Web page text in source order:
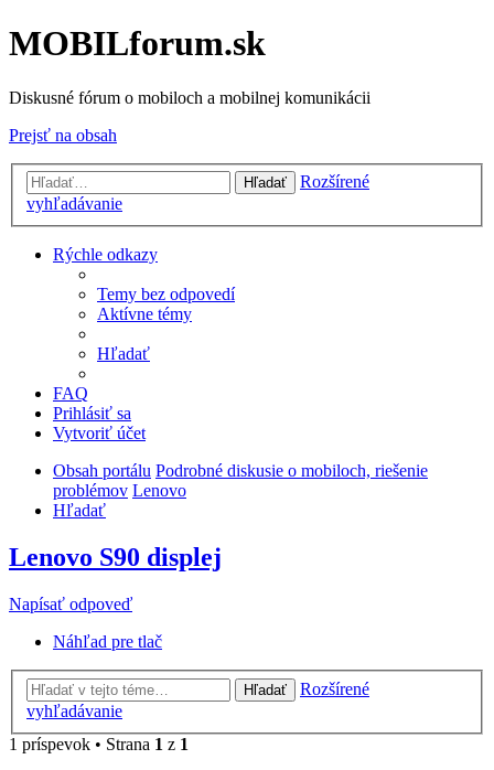
MOBILforum.sk
Diskusné fórum o mobiloch a mobilnej komunikácii
Prejsť na obsah
Hľadať
Rozšírené
vyhľadávanie
Rýchle odkazy
Temy bez odpovedí
Aktívne témy
Hľadať
FAQ
Prihlásiť sa
Vytvoriť účet
Obsah portálu Podrobné diskusie o mobiloch, riešenie
problémov Lenovo
Hľadať
Lenovo S90 displej
Napísať odpoveď
Náhľad pre tlač
Hľadať
Rozšírené
vyhľadávanie
1 príspevok • Strana 1 z 1